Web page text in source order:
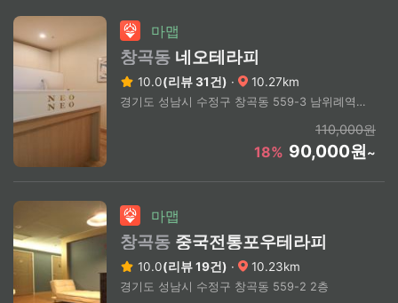
마맵
창곡동 네오테라피
10.0(리뷰 31건) · 10.27km
경기도 성남시 수정구 창곡동 559-3 남위례역 3번 출구 도보 3분
110,000원
18% 90,000원~
마맵
창곡동 중국전통포우테라피
10.0(리뷰 19건) · 10.23km
경기도 성남시 수정구 창곡동 559-2 2층